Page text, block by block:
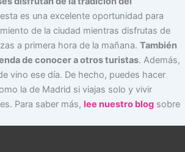
es una excelente oportunidad para
de la ciudad mientras disfrutas de
a primera hora de la mañana. También
de conocer a otros turistas. Además,
vino ese día. De hecho, puedes hacer
la de Madrid si viajas solo y vivir
Para saber más, lee nuestro blogsobre